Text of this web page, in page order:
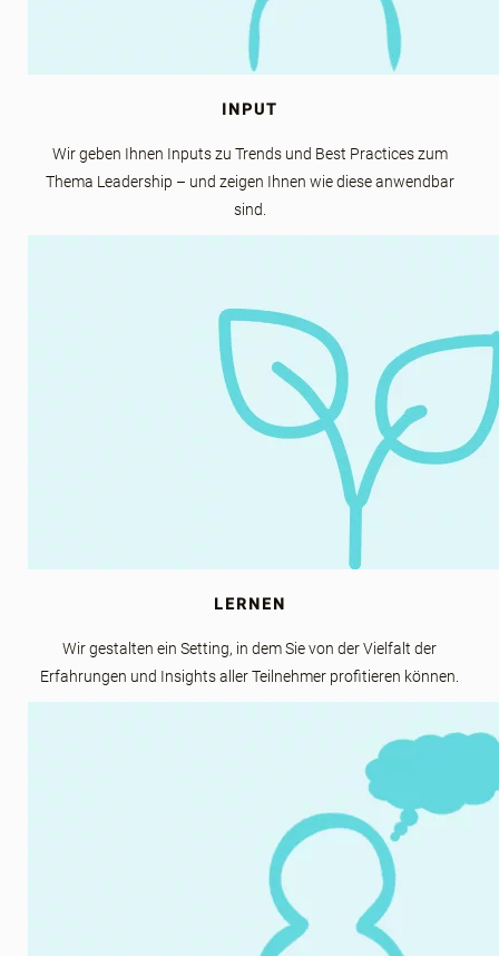
INPUT
Wir geben Ihnen Inputs zu Trends und Best Practices zum
Thema Leadership – und zeigen Ihnen wie diese anwendbar
sind.
LERNEN
Wir gestalten ein Setting, in dem Sie von der Vielfalt der
Erfahrungen und Insights aller Teilnehmer profitieren können.